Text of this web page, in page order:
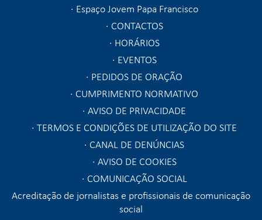
Espaço Jovem Papa Francisco
CONTACTOS
HORÁRIOS
EVENTOS
PEDIDOS DE ORAÇÃO
CUMPRIMENTO NORMATIVO
AVISO DE PRIVACIDADE
TERMOS E CONDIÇÕES DE UTILIZAÇÃO DO SITE
CANAL DE DENÚNCIAS
AVISO DE COOKIES
COMUNICAÇÃO SOCIAL
Acreditação de jornalistas e profissionais de comunicação
social